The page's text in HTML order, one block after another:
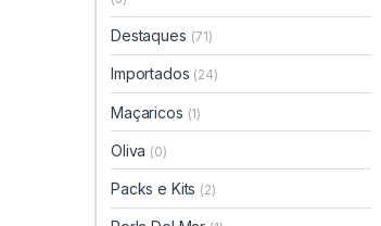
Destaques (71)
Importados (24)
Maçaricos (1)
Oliva (0)
Packs e Kits (2)